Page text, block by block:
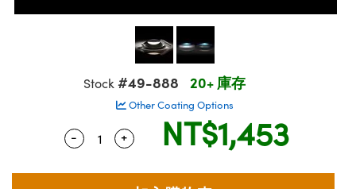
Sputtering) Coated Optics |
Elements (DOE) | 繞射光學
Stage Micrometers | 刻劃板或鏡
| 顯微鏡用結構件
and Optomechanics | 相
Cameras | 高速接口相
Components
Stock #49-888 20+ 庫存
Other Coating Options
Quantity Selector
- Use the plus and minus buttons to
+ NT$1,453